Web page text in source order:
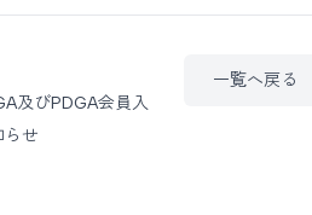
及びPDGA会員入
らせ
一覧へ戻る